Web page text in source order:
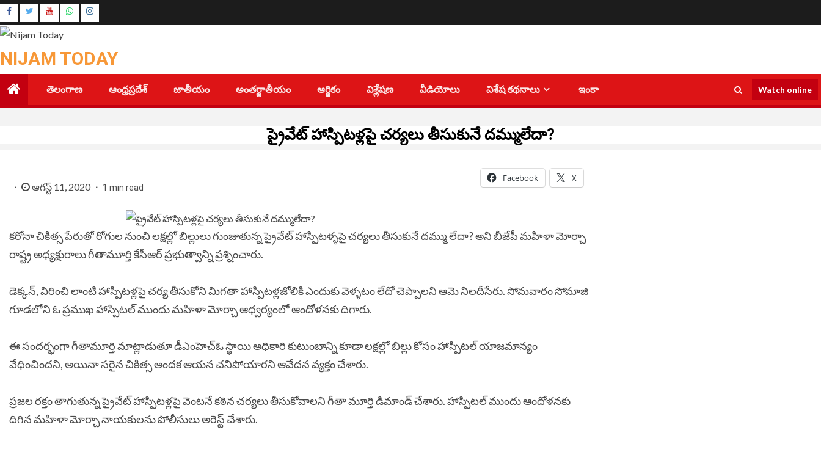
Skip
to
content
Youtube
Instagram
NIJAM TODAY
తెలంగాణ ఆంధ్రప్రదేశ్ జాతీయం అంతర్జాతీయం ఆర్థికం విశ్లేషణ వీడియోలు విశేష కథనాలు ఇంకా Watch online
ప్రైవేట్ హాస్పిటళ్లపై చర్యలు తీసుకునే దమ్ములేదా?
ఆగస్ట్ 11, 2020 1 min read
Facebook X
కరోనా చికిత్స పేరుతో రోగుల నుంచి లక్షల్లో బిల్లులు గుంజుతున్న ప్రైవేట్ హాస్పిటళ్ళపై చర్యలు తీసుకునే దమ్ము లేదా? అని బీజేపీ మహిళా మోర్చా
రాష్ట్ర అధ్యక్షురాలు గీతామూర్తి కేసీఆర్ ప్రభుత్వాన్ని ప్రశ్నించారు.
డెక్కన్, విరించి లాంటి హాస్పిటళ్లపై చర్య తీసుకోని మిగతా హాస్పిటళ్లజోలికి ఎందుకు వెళ్ళటం లేదో చెప్పాలని ఆమె నిలదీసేరు. సోమవారం సోమాజి
గూడలోని ఓ ప్రముఖ హాస్పిటల్ ముందు మహిళా మోర్చా ఆధ్వర్యంలో ఆందోళనకు దిగారు.
ఈ సందర్భంగా గీతామూర్తి మాట్లాడుతూ డీఎంహెచ్ఓ స్థాయి అధికారి కుటుంబాన్ని కూడా లక్షల్లో బిల్లు కోసం హాస్పిటల్ యాజమాన్యం
వేధించిందని, అయినా సరైన చికిత్స అందక ఆయన చనిపోయారని ఆవేదన వ్యక్తం చేశారు.
ప్రజల రక్తం తాగుతున్న ప్రైవేట్ హాస్పిటళ్లపై వెంటనే కఠిన చర్యలు తీసుకోవాలని గీతా మూర్తి డిమాండ్ చేశారు. హాస్పిటల్ ముందు ఆందోళనకు
దిగిన మహిళా మోర్చా నాయకులను పోలీసులు అరెస్ట్ చేశారు.